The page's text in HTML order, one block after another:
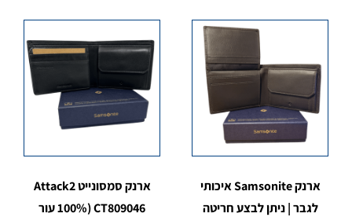
ארנק Samsonite איכותי
לגבר | ניתן לבצע חריטה
ארנק סמסונייט Attack2
CT809046 (100% עור